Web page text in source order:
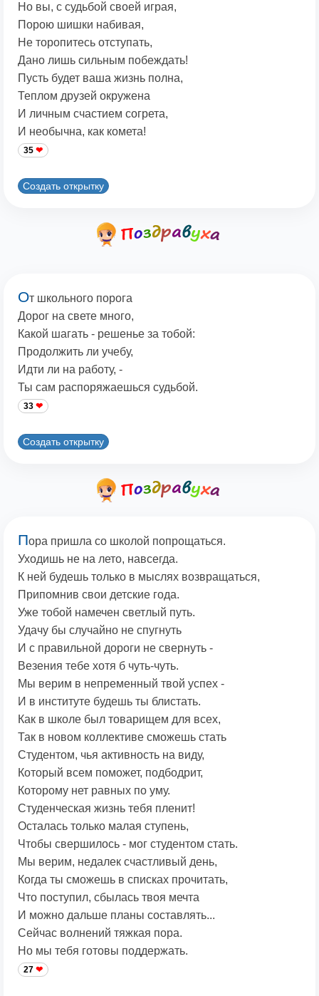
Но вы, с судьбой своей играя,
Порою шишки набивая,
Не торопитесь отступать,
Дано лишь сильным побеждать!
Пусть будет ваша жизнь полна,
Теплом друзей окружена
И личным счастием согрета,
И необычна, как комета!
35
Создать открытку
От школьного порога
Дорог на свете много,
Какой шагать - решенье за тобой:
Продолжить ли учебу,
Идти ли на работу, -
Ты сам распоряжаешься судьбой.
33
Создать открытку
Пора пришла со школой попрощаться.
Уходишь не на лето, навсегда.
К ней будешь только в мыслях возвращаться,
Припомнив свои детские года.
Уже тобой намечен светлый путь.
Удачу бы случайно не спугнуть
И с правильной дороги не свернуть -
Везения тебе хотя б чуть-чуть.
Мы верим в непременный твой успех -
И в институте будешь ты блистать.
Как в школе был товарищем для всех,
Так в новом коллективе сможешь стать
Студентом, чья активность на виду,
Который всем поможет, подбодрит,
Которому нет равных по уму.
Студенческая жизнь тебя пленит!
Осталась только малая ступень,
Чтобы свершилось - мог студентом стать.
Мы верим, недалек счастливый день,
Когда ты сможешь в списках прочитать,
Что поступил, сбылась твоя мечта
И можно дальше планы составлять...
Сейчас волнений тяжкая пора.
Но мы тебя готовы поддержать.
27